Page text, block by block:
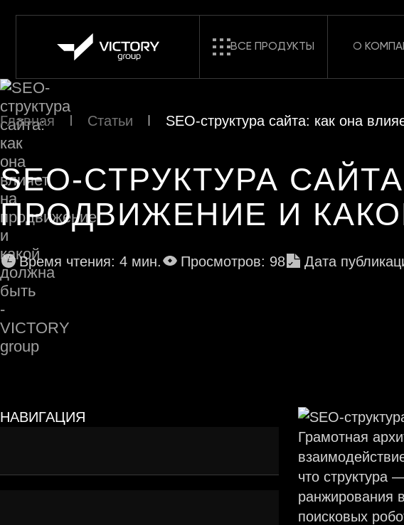
ВСЕ ПРОДУКТЫ О
Главная Статьи SEO-структура сайта: как она
SEO-СТРУКТУРА
ПРОДВИЖЕНИЕ И
Время чтения: 4 мин. Просмотров: 98 Дата
НАВИГАЦИЯ
Грамотная
что структура
ранжирования
поисковых